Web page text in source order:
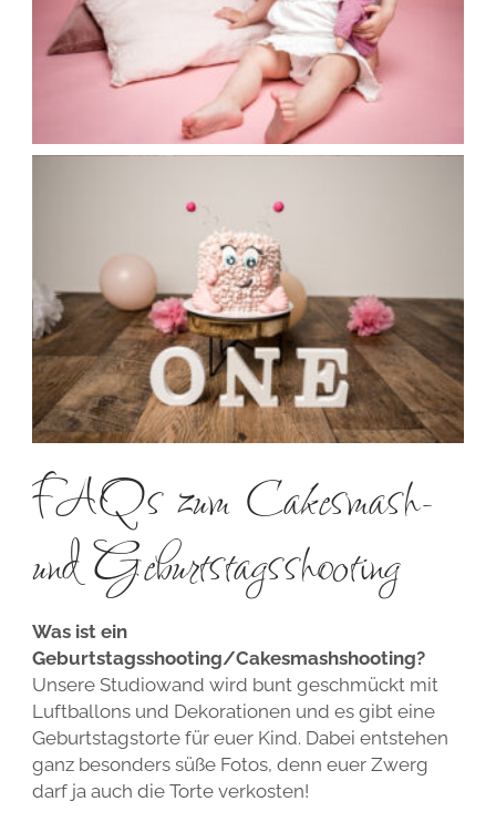
FAQs zum Cakesmash-
und Geburtstagsshooting
Was ist ein
Geburtstagsshooting/Cakesmashshooting?
Unsere Studiowand wird bunt geschmückt mit
Luftballons und Dekorationen und es gibt eine
Geburtstagstorte für euer Kind. Dabei entstehen
ganz besonders süße Fotos, denn euer Zwerg
darf ja auch die Torte verkosten!